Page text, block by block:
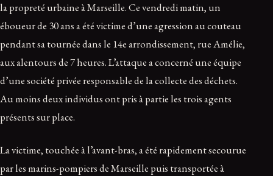
la propreté urbaine à Marseille. Ce vendredi matin, un
éboueur de 30 ans a été victime d’une agression au couteau
pendant sa tournée dans le 14e arrondissement, rue Amélie,
aux alentours de 7 heures. L’attaque a concerné une équipe
d’une société privée responsable de la collecte des déchets.
Au moins deux individus ont pris à partie les trois agents
présents sur place.
La victime, touchée à l’avant-bras, a été rapidement secourue
par les marins-pompiers de Marseille puis transportée à